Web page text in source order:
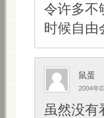
令许多不
时候自由
鼠蛋
2004年
虽然没有